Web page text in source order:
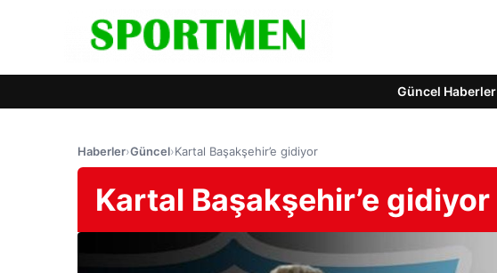
Güncel Haberler
Haberler›Güncel›Kartal Başakşehir’e gidiyor
Kartal Başakşehir’e gidiyor